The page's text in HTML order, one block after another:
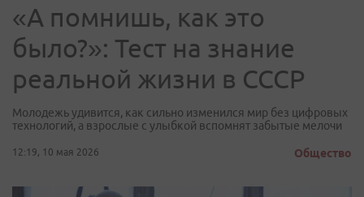
«А помнишь, как это
было?»: Тест на знание
реальной жизни в СССР
Молодежь удивится, как сильно изменился мир без цифровых
технологий, а взрослые с улыбкой вспомнят забытые мелочи
12:19, 10 мая 2026 Общество